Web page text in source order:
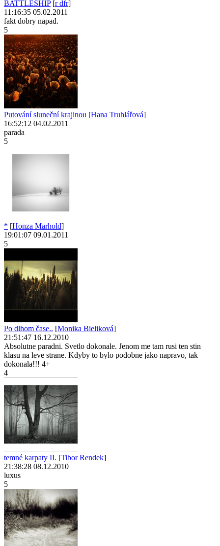
BATTLESHIP [r dfr]
11:16:35 05.02.2011
fakt dobry napad.
5
Putování sluneční krajinou [Hana Truhlářová]
16:52:12 04.02.2011
parada
5
* [Honza Marhold]
19:01:07 09.01.2011
5
Po dlhom čase.. [Monika Bieliková]
21:51:47 16.12.2010
Absolutne paradni. Svetlo dokonale. Jenom me tam rusi ten stin
klasu na leve strane. Kdyby to bylo podobne jako napravo, tak
dokonala!!! 4+
4
temné karpaty II. [Tibor Rendek]
21:38:28 08.12.2010
luxus
5